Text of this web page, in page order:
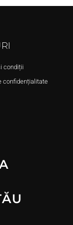
condiții
confidențialitate